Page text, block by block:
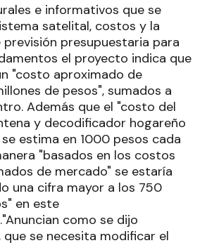
e informativos que se
satelital, costos y la
presupuestaria para
el proyecto indica que
"costo aproximado de
de pesos", sumados a
Además que el "costo del
y decodificador hogareño
estima en 1000 pesos cada
"basados en los costos
de mercado" se estaría
una cifra mayor a los 750
en este
como se dijo
se necesita modificar el